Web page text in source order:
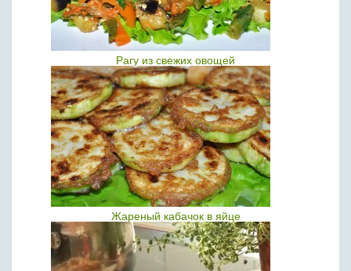
Рагу из свежих овощей
Жареный кабачок в яйце